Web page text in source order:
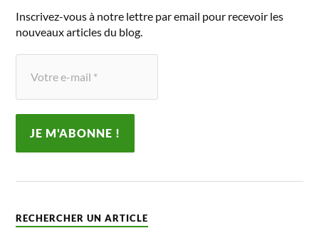
Inscrivez-vous à notre lettre par email pour recevoir les
nouveaux articles du blog.
RECHERCHER UN ARTICLE